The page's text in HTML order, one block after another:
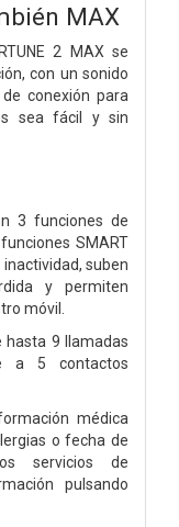
MAX
2 MAX se
con un sonido
conexión para
sea fácil y sin
3 funciones de
SMART
suben
y permiten
móvil.
hasta 9 llamadas
a 5 contactos
médica
o fecha de
servicios de
pulsando